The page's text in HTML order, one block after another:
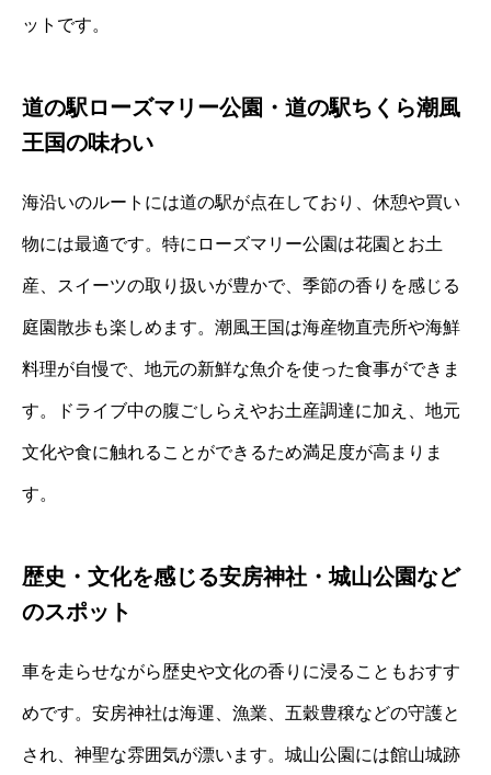
ットです。
道の駅ローズマリー公園・道の駅ちくら潮風
王国の味わい
海沿いのルートには道の駅が点在しており、休憩や買い
物には最適です。特にローズマリー公園は花園とお土
産、スイーツの取り扱いが豊かで、季節の香りを感じる
庭園散歩も楽しめます。潮風王国は海産物直売所や海鮮
料理が自慢で、地元の新鮮な魚介を使った食事ができま
す。ドライブ中の腹ごしらえやお土産調達に加え、地元
文化や食に触れることができるため満足度が高まりま
す。
歴史・文化を感じる安房神社・城山公園など
のスポット
車を走らせながら歴史や文化の香りに浸ることもおすす
めです。安房神社は海運、漁業、五穀豊穣などの守護と
され、神聖な雰囲気が漂います。城山公園には館山城跡